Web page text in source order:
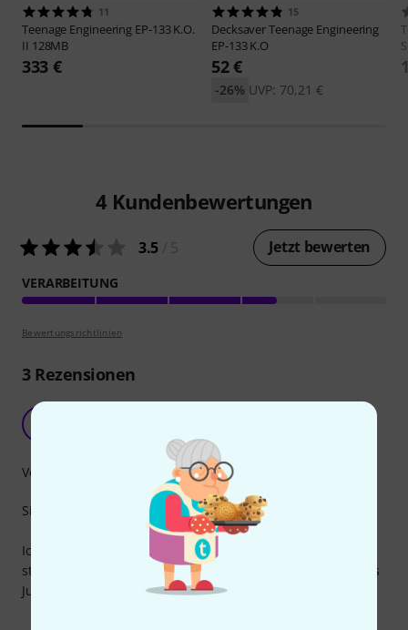
11
Teenage Engineering EP-133 K.O.
II 128MB
333 €
15
DecksaverTeenage Engineering
EP-133 K.O
52 €
UVP: 70,21 €
-26%
4 Kundenbewertungen
3.5 Jetzt bewerten
VERARBEITUNG
Bewertungsrichtlinien
3Rezensionen
Sieht nicht aus wie auf dem Bild, bietet keinen Schutz.
Ich habe etwas wie die Tasche für den OP-1 erwartet aber
stattdessen etwas bekommen, das die schutzwirkung eines
Jutebeutels hat, und das für 69€
Verarbeitung